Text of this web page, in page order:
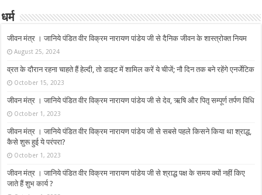
धर्म
जीवन मंत्र । जानिये पंडित वीर विक्रम नारायण पांडेय जी से दैनिक जीवन के शास्त्रोक्त नियम
August 25, 2024
व्रत के दौरान रहना चाहते हैं हेल्दी, तो डाइट में शामिल करें ये चीजें; नौ दिन तक बने रहेंगे एनर्जेटिक
October 15, 2023
जीवन मंत्र । जानिये पंडित वीर विक्रम नारायण पांडेय जी से देव, ऋषि और पितृ सम्पूर्ण तर्पण विधि
October 1, 2023
जीवन मंत्र । जानिये पंडित वीर विक्रम नारायण पांडेय जी से सबसे पहले किसने किया था श्राद्ध,
कैसे शुरू हुई ये परंपरा?
October 1, 2023
जीवन मंत्र । जानिये पंडित वीर विक्रम नारायण पांडेय जी से श्राद्ध पक्ष के समय क्यों नहीं किए
जाते हैं शुभ कार्य ?